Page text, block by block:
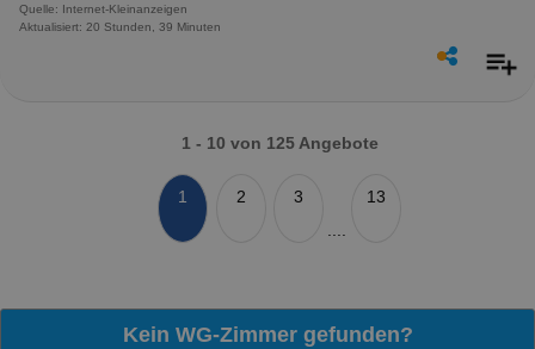
Quelle: Internet-Kleinanzeigen
Aktualisiert: 20 Stunden, 39 Minuten
1 - 10 von 125 Angebote
1 2
3
13
Kein WG-Zimmer gefunden?